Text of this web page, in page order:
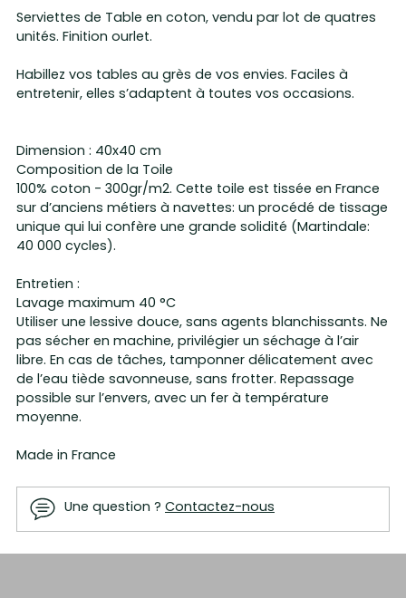
Serviettes de Table en coton, vendu par lot de quatres
unités. Finition ourlet.
Habillez vos tables au grès de vos envies. Faciles à
entretenir, elles s’adaptent à toutes vos occasions.
Dimension : 40x40 cm
Composition de la Toile
100% coton - 300gr/m2. Cette toile est tissée en France
sur d’anciens métiers à navettes: un procédé de tissage
unique qui lui confère une grande solidité (Martindale:
40 000 cycles).
Entretien :
Lavage maximum 40 °C
Utiliser une lessive douce, sans agents blanchissants. Ne
pas sécher en machine, privilégier un séchage à l’air
libre. En cas de tâches, tamponner délicatement avec
de l’eau tiède savonneuse, sans frotter. Repassage
possible sur l’envers, avec un fer à température
moyenne.
Made in France
Une question ? Contactez-nous